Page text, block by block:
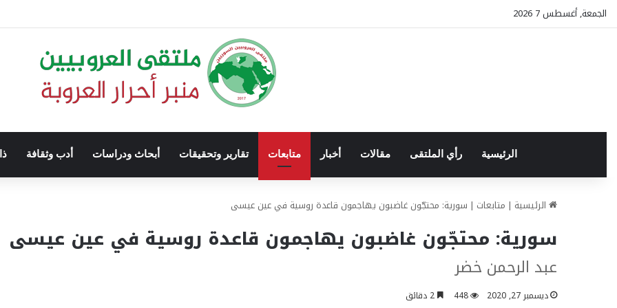
الجمعة, أغسطس 7 2026
الرئيسية رأي الملتقى مقالات أخبار متابعات تقارير وتحقيقات أبحاث ودراسات أدب وثقافة
الرئيسية | متابعات | سورية: محتجّون غاضبون يهاجمون قاعدة روسية في عين عيسى
سورية: محتجّون غاضبون يهاجمون قاعدة روسية في عين عيسى
عبد الرحمن خضر
ديسمبر 27, 2020 448